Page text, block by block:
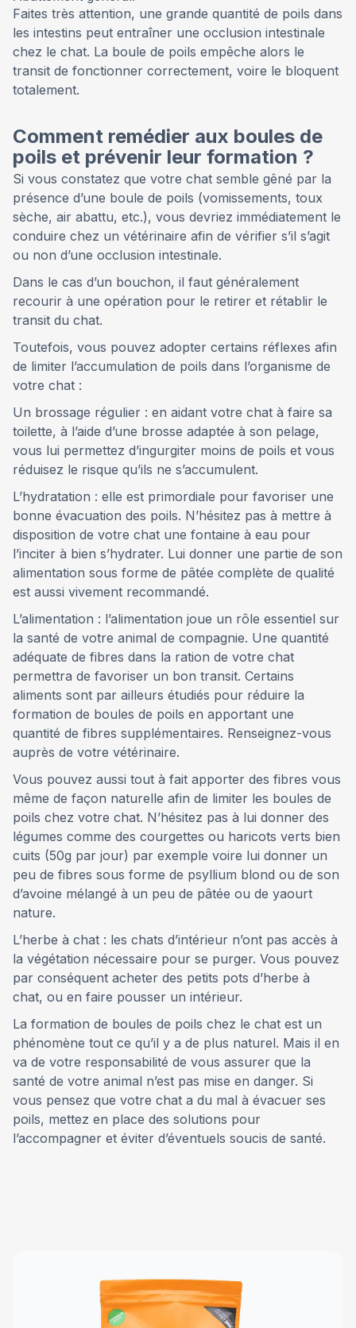
Faites très attention, une grande quantité de poils dans
les intestins peut entraîner une occlusion intestinale
chez le chat. La boule de poils empêche alors le
transit de fonctionner correctement, voire le bloquent
totalement.
Comment remédier aux boules de
poils et prévenir leur formation ?
Si vous constatez que votre chat semble gêné par la
présence d’une boule de poils (vomissements, toux
sèche, air abattu, etc.), vous devriez immédiatement le
conduire chez un vétérinaire afin de vérifier s’il s’agit
ou non d’une occlusion intestinale.
Dans le cas d’un bouchon, il faut généralement
recourir à une opération pour le retirer et rétablir le
transit du chat.
Toutefois, vous pouvez adopter certains réflexes afin
de limiter l’accumulation de poils dans l’organisme de
votre chat :
Un brossage régulier : en aidant votre chat à faire sa
toilette, à l’aide d’une brosse adaptée à son pelage,
vous lui permettez d’ingurgiter moins de poils et vous
réduisez le risque qu’ils ne s’accumulent.
L’hydratation : elle est primordiale pour favoriser une
bonne évacuation des poils. N’hésitez pas à mettre à
disposition de votre chat une fontaine à eau pour
l’inciter à bien s’hydrater. Lui donner une partie de son
alimentation sous forme de pâtée complète de qualité
est aussi vivement recommandé.
L’alimentation : l’alimentation joue un rôle essentiel sur
la santé de votre animal de compagnie. Une quantité
adéquate de fibres dans la ration de votre chat
permettra de favoriser un bon transit. Certains
aliments sont par ailleurs étudiés pour réduire la
formation de boules de poils en apportant une
quantité de fibres supplémentaires. Renseignez-vous
auprès de votre vétérinaire.
Vous pouvez aussi tout à fait apporter des fibres vous
même de façon naturelle afin de limiter les boules de
poils chez votre chat. N’hésitez pas à lui donner des
légumes comme des courgettes ou haricots verts bien
cuits (50g par jour) par exemple voire lui donner un
peu de fibres sous forme de psyllium blond ou de son
d’avoine mélangé à un peu de pâtée ou de yaourt
nature.
L’herbe à chat : les chats d’intérieur n’ont pas accès à
la végétation nécessaire pour se purger. Vous pouvez
par conséquent acheter des petits pots d’herbe à
chat, ou en faire pousser un intérieur.
La formation de boules de poils chez le chat est un
phénomène tout ce qu’il y a de plus naturel. Mais il en
va de votre responsabilité de vous assurer que la
santé de votre animal n’est pas mise en danger. Si
vous pensez que votre chat a du mal à évacuer ses
poils, mettez en place des solutions pour
l’accompagner et éviter d’éventuels soucis de santé.